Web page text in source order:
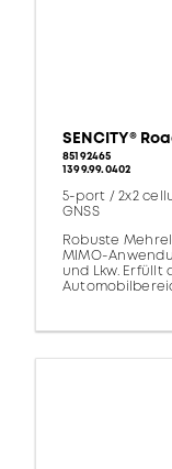
SENCITY®
85192465
1399.99.0402
5-port / 2x2
GNSS
Robuste
MIMO-
und Lkw.